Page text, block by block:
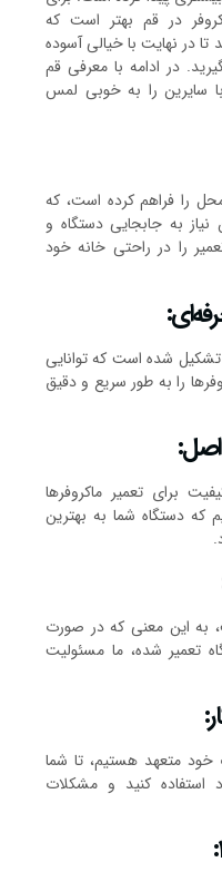
در قم بهتر است که
تا در نهایت با خیالی آسوده
در ادامه با معرفی قم
سایرین را به خوبی لمس
را فراهم کرده است، که
به جابجایی دستگاه و
را در راحتی خانه خود
تشکیل شده است که توانایی
را به طور سریع و دقیق
برای تعمیر ماکروفرها
که دستگاه شما به بهترین
به این معنی که در صورت
تعمیر شده، ما مسئولیت
متعهد هستیم، تا شما
استفاده کنید و مشکلات